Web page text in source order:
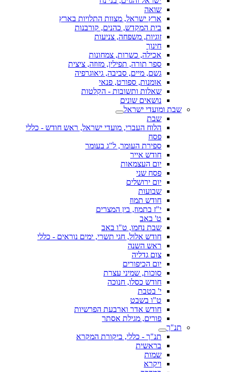
שואה
ארץ ישראל, מצוות התלויות בארץ
בית המקדש, כהנים, קורבנות
זוגיות, משפחה, צניעות
חינוך
אכילה, כשרות, צמחונות
ספר תורה, תפילין, מזוזה, ציצית
גשם, מיים, סביבה, גיאוגרפיה
אומנות, ספורט, פנאי
שאלות ותשובות - הקלטות
נושאים שונים
שבת ומועדי ישראל
שבת
הלוח העברי, מועדי ישראל, ראש חודש - כללי
פסח
ספירת העומר, ל"ג בעומר
חודש אייר
יום העצמאות
פסח שני
יום ירושלים
שבועות
חודש תמוז
י"ז בתמוז, בין המצרים
ט' באב
שבת נחמו, ט"ו באב
חודש אלול, חגי תשרי, ימים נוראים - כללי
ראש השנה
צום גדליה
יום הכיפורים
סוכות, שמיני עצרת
חודש כסלו, חנוכה
י' בטבת
ט"ו בשבט
חודש אדר וארבעת הפרשיות
פורים, מגילת אסתר
תנ"ך
תנ"ך - כללי, ביקורת המקרא
בראשית
שמות
ויקרא